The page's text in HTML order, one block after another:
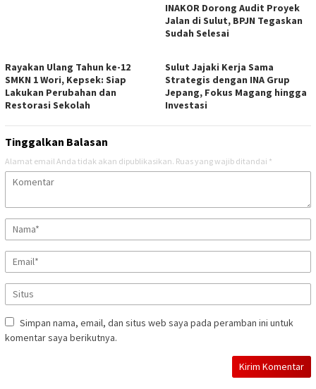
INAKOR Dorong Audit Proyek
Jalan di Sulut, BPJN Tegaskan
Sudah Selesai
Rayakan Ulang Tahun ke-12
SMKN 1 Wori, Kepsek: Siap
Lakukan Perubahan dan
Restorasi Sekolah
Sulut Jajaki Kerja Sama
Strategis dengan INA Grup
Jepang, Fokus Magang hingga
Investasi
Tinggalkan Balasan
Alamat email Anda tidak akan dipublikasikan. Ruas yang wajib ditandai *
Simpan nama, email, dan situs web saya pada peramban ini untuk
komentar saya berikutnya.